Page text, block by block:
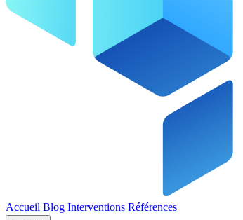
Accueil Blog Interventions Références